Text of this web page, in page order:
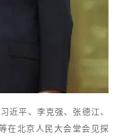
近平、李克强、张德江、
在北京人民大会堂会见探